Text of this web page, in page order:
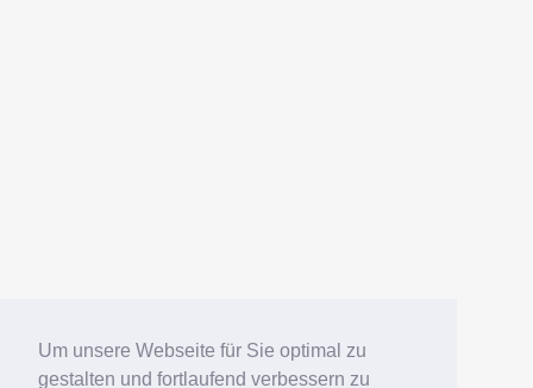
Um unsere Webseite für Sie optimal zu
gestalten und fortlaufend verbessern zu